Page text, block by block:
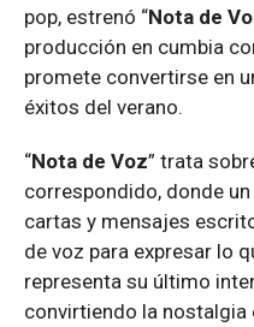
pop, estrenó “Nota de
producción en cumbia
promete convertirse en
éxitos del verano.
“Nota de Voz” trata
correspondido, donde
cartas y mensajes
de voz para expresar lo
representa su último
convirtiendo la nostalgia